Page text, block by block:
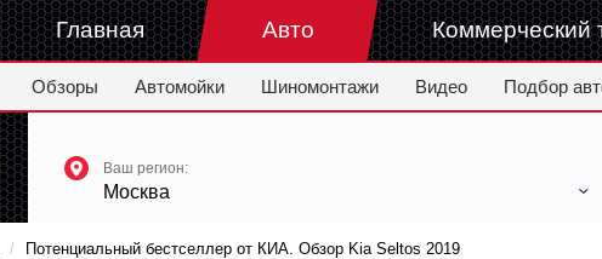
Главная Авто
Обзоры Автомойки Шиномонтажи Видео Подбор
Коммерческий
Ваш регион:
Москва
Потенциальный бестселлер от КИА. Обзор Kia Seltos 2019